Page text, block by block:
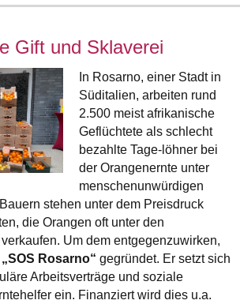
Gift und Sklaverei
In Rosarno, einer Stadt in
Süditalien, arbeiten rund
2.500 meist afrikanische
Geflüchtete als schlecht
bezahlte Tage-löhner bei
der Orangenernte unter
menschenunwürdigen
stehen unter dem Preisdruck
die Orangen oft unter den
Um dem entgegenzuwirken,
„SOS Rosarno“ gegründet. Er setzt sich
Arbeitsverträge und soziale
ein. Finanziert wird dies u.a.